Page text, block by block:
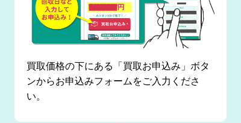
買取価格の下にある「買取お申込み」ボタ
ンからお申込みフォームをご入力くださ
い。